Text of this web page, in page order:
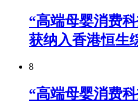
“高端母婴消费
获纳入香港恒生
8
“高端母婴消费